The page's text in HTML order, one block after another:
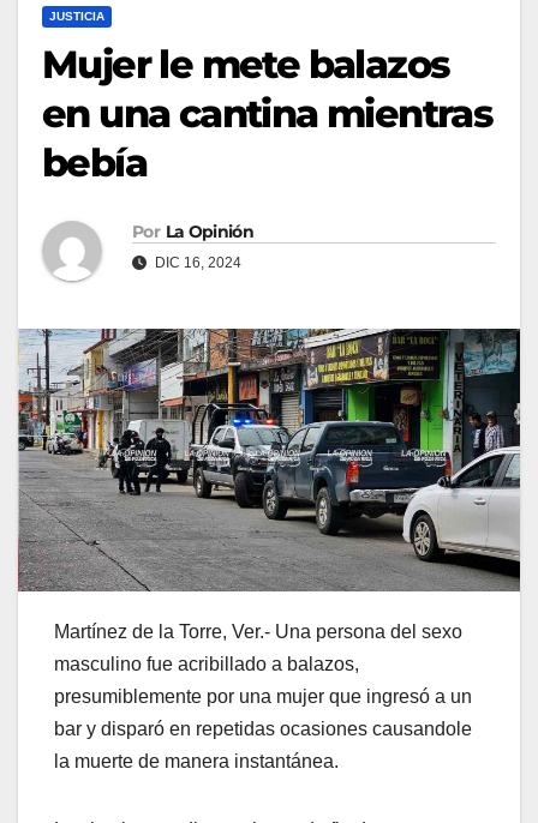
JUSTICIA
Mujer le mete balazos
en una cantina mientras
bebía
Por La Opinión
DIC 16, 2024
Martínez de la Torre, Ver.- Una persona del sexo
masculino fue acribillado a balazos,
presumiblemente por una mujer que ingresó a un
bar y disparó en repetidas ocasiones causandole
la muerte de manera instantánea.